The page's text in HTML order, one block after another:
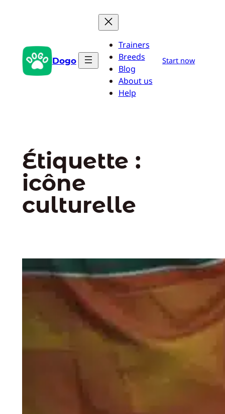
Dogo
Trainers
Breeds
Blog
About us
Help
Start now
Étiquette :
icône
culturelle